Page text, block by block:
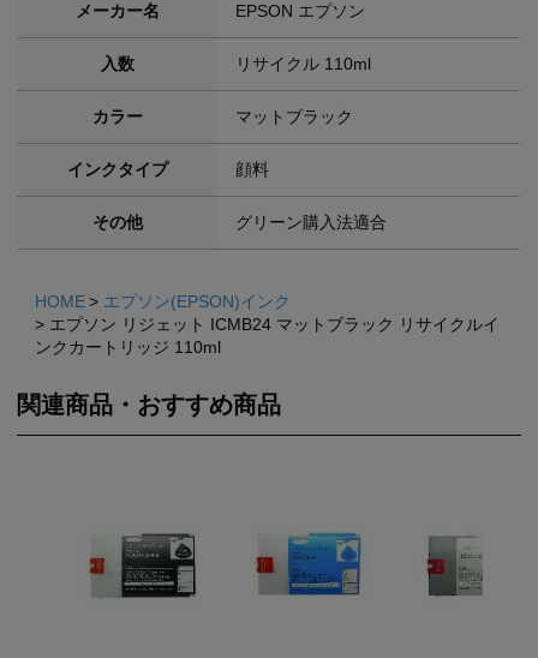
メーカー名 EPSON エプソン
入数 リサイクル 110ml
カラー マットブラック
インクタイプ 顔料
その他 グリーン購入法適合
HOME
エプソン(EPSON)インク
エプソン リジェット ICMB24 マットブラック リサイクルイ
ンクカートリッジ 110ml
関連商品・おすすめ商品